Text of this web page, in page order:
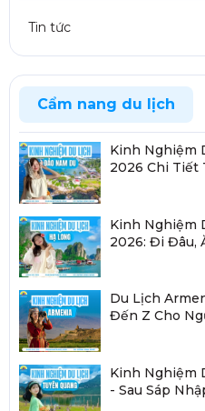
Tin tức
Cẩm nang du lịch
Kinh Nghiệm
2026 Chi Tiết
Kinh Nghiệm
2026: Đi Đâu,
Du Lịch
Đến Z Cho
Kinh Nghiệm
- Sau Sáp